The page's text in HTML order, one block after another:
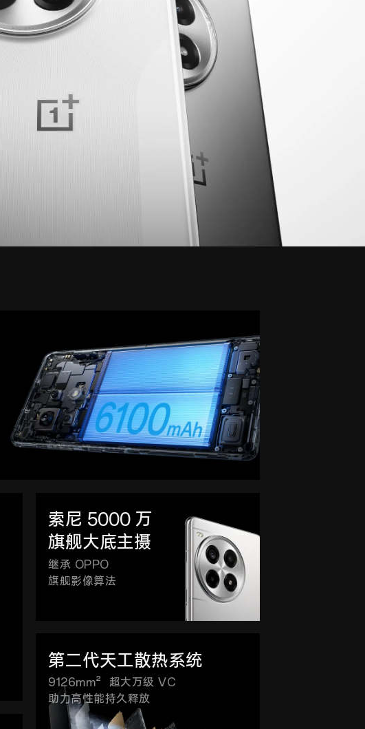
索尼 5000 万
旗舰大底主摄
继承 OPPO
旗舰影像算法
第二代天工散热系统
9126mm² 超大万级 VC
助力高性能持久释放